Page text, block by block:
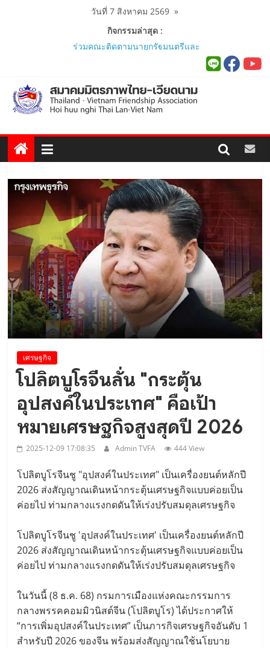
วันที่ 7 สิงหาคม 2569»
กิจกรรมล่าสุด :
ผู้นำเวียดนาม-ไทย ร่วมแสดงวิสัยทัศน์
สัมพันธ์ทางการทูต..
สมาคมมิตรภาพไทย-เวียดนาม ประชุม
หารือกับ เอกอัครราชทูตสาธารณรัฐ
..
เปิดสถานกงสุลกิตติมศักดิ์เวียดนาม
ประจำจังหวัดภูเก็ต และงานสัมมนา
Viet Nam Connect Forum ..
สมาคมร่วมนำนักศึกษาเวียดนาม
โครงการหลักสูตรภาษาอังกฤษเร่งรัด
ศึกษาดูงาน..
นายกสมาคมมิตรภาพไทย-เวียดนาม
ร่วมคณะติดตามนายกรัฐมนตรีและ
รัฐมนตรีว่าการกระทรวงมหาดไทย
เยือนเวียดนามอย่างเป็นทางการ..
เศรษฐกิจ
โปลิตบูโรจีนลั่น "กระตุ้น
อุปสงค์ในประเทศ" คือเป้า
หมายเศรษฐกิจสูงสุดปี 2026
2025-12-09 17:08:35 Admin TVFA 444 View
โปลิตบูโรจีนชู "อุปสงค์ในประเทศ" เป็นเครื่องยนต์หลักปี
2026 ส่งสัญญาณเดินหน้ากระตุ้นเศรษฐกิจแบบค่อยเป็น
ค่อยไป ท่ามกลางแรงกดดันให้เร่งปรับสมดุลเศรษฐกิจ
โปลิตบูโรจีนชู 'อุปสงค์ในประเทศ' เป็นเครื่องยนต์หลักปี
2026 ส่งสัญญาณเดินหน้ากระตุ้นเศรษฐกิจแบบค่อยเป็น
ค่อยไป ท่ามกลางแรงกดดันให้เร่งปรับสมดุลเศรษฐกิจ
ในวันนี้ (8 ธ.ค. 68) กรมการเมืองแห่งคณะกรรมการ
กลางพรรคคอมมิวนิสต์จีน (โปลิตบูโร) ได้ประกาศให้
“การเพิ่มอุปสงค์ในประเทศ” เป็นภารกิจเศรษฐกิจอันดับ 1
สำหรับปี 2026 ของจีน พร้อมส่งสัญญาณใช้นโยบาย